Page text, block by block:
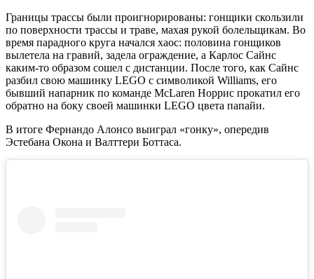
Границы трассы были проигнорированы: гонщики скользили
по поверхности трассы и траве, махая рукой болельщикам. Во
время парадного круга начался хаос: половина гонщиков
вылетела на гравий, задела ограждение, а Карлос Сайнс
каким-то образом сошел с дистанции. После того, как Сайнс
разбил свою машинку LEGO с символикой Williams, его
бывший напарник по команде McLaren Норрис прокатил его
обратно на боку своей машинки LEGO цвета папайи.
В итоге Фернандо Алонсо выиграл «гонку», опередив
Эстебана Окона и Валттери Боттаса.